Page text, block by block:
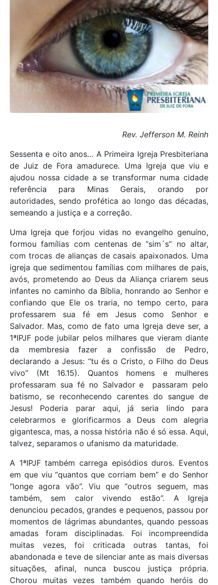
Rev. Jefferson M. Reinh
Sessenta e oito anos… A Primeira Igreja Presbiteriana
de Juiz de Fora amadurece. Uma Igreja que viu e
ajudou nossa cidade a se transformar numa cidade
referência para Minas Gerais, orando por
autoridades, sendo profética ao longo das décadas,
semeando a justiça e a correção.
Uma Igreja que forjou vidas no evangelho genuíno,
formou famílias com centenas de “sim´s” no altar,
com trocas de alianças de casais apaixonados. Uma
igreja que sedimentou famílias com milhares de pais,
avós, prometendo ao Deus da Aliança criarem seus
infantes no caminho da Bíblia, honrando ao Senhor e
confiando que Ele os traria, no tempo certo, para
professarem sua fé em Jesus como Senhor e
Salvador. Mas, como de fato uma Igreja deve ser, a
1ªIPJF pode jubilar pelos milhares que vieram diante
da membresia fazer a confissão de Pedro,
declarando a Jesus: “tu és o Cristo, o Filho do Deus
vivo” (Mt 16.15). Quantos homens e mulheres
professaram sua fé no Salvador e passaram pelo
batismo, se reconhecendo carentes do sangue de
Jesus! Poderia parar aqui, já seria lindo para
celebrarmos e glorificarmos a Deus com alegria
gigantesca, mas, a nossa história não é só essa. Aqui,
talvez, separamos o ufanismo da maturidade.
A 1ªIPJF também carrega episódios duros. Eventos
em que viu “quantos que corriam bem” e do Senhor
“longe agora vão”. Viu que “outros seguem, mas
também, sem calor vivendo estão”. A Igreja
denunciou pecados, grandes e pequenos, passou por
momentos de lágrimas abundantes, quando pessoas
amadas foram disciplinadas. Foi incompreendida
muitas vezes, foi criticada outras tantas, foi
abandonada e teve de silenciar ante as mais diversas
situações, afinal, nunca buscou justiça própria.
Chorou muitas vezes também quando heróis do